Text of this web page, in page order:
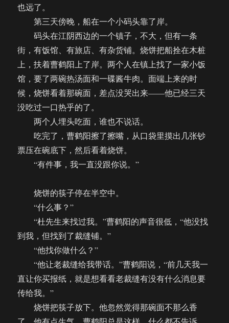
也远了。
第三天傍晚，船在一个小码头靠了岸。
码头在江阴西边的一个镇子，不大，但有一条
街，有饭馆、有旅店、有杂货铺。烧饼把船拴在木桩
上，扶着曹鹤阳上了岸。两个人在镇上找了一家小饭
馆，要了两碗热汤面和一碟酱牛肉。面端上来的时
候，烧饼看着那碗面，差点没哭出来——他已经三天
没吃过一口热乎的了。
两个人埋头吃面，谁也不说话。
吃完了，曹鹤阳擦了擦嘴，从口袋里摸出几张钞
票压在碗底下，然后看着烧饼。
“有件事，我一直没跟你说。”
烧饼的筷子停在半空中。
“什么事？”
“杜先生来找过我。”曹鹤阳的声音很低，“他没找
到我，但找到了裁缝铺。”
“他找你做什么？”
“他让老裁缝给我带话。”曹鹤阳说，“前几天我一
直让你买报纸，就是想看看老裁缝有没有什么消息要
传给我。”
烧饼把筷子放下。他忽然觉得那碗面不那么香